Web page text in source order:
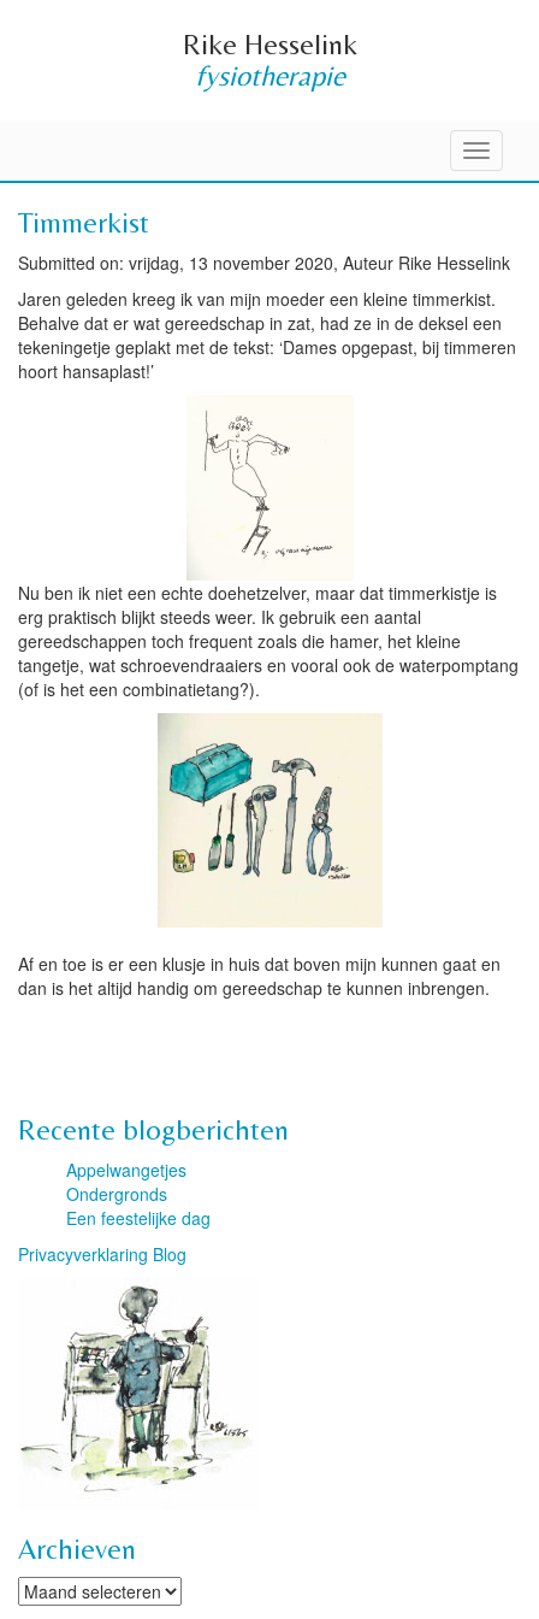
Rike Hesselink
fysiotherapie
Toggle
Timmerkist
Submitted on: vrijdag, 13 november 2020, Auteur Rike Hesselink
Jaren geleden kreeg ik van mijn moeder een kleine timmerkist.
Behalve dat er wat gereedschap in zat, had ze in de deksel een
tekeningetje geplakt met de tekst: ‘Dames opgepast, bij timmeren
hoort hansaplast!’
Nu ben ik niet een echte doehetzelver, maar dat timmerkistje is
erg praktisch blijkt steeds weer. Ik gebruik een aantal
gereedschappen toch frequent zoals die hamer, het kleine
tangetje, wat schroevendraaiers en vooral ook de waterpomptang
(of is het een combinatietang?).
Af en toe is er een klusje in huis dat boven mijn kunnen gaat en
dan is het altijd handig om gereedschap te kunnen inbrengen.
Recente blogberichten
Appelwangetjes
Ondergronds
Een feestelijke dag
Privacyverklaring Blog
Archieven
Archieven